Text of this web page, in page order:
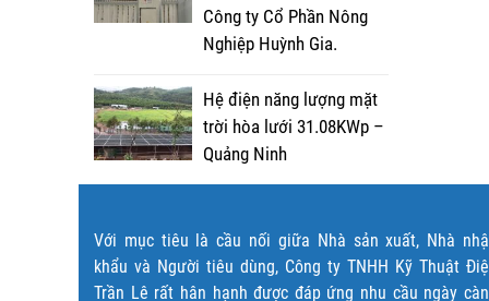
Công ty Cổ Phần Nông
Nghiệp Huỳnh Gia.
Hệ điện năng lượng mặt
trời hòa lưới 31.08KWp –
Quảng Ninh
Với mục tiêu là cầu nối giữa Nhà sản xuất, Nhà
khẩu và Người tiêu dùng, Công ty TNHH Kỹ Thuật
Trần Lê rất hân hạnh được đáp ứng nhu cầu ngày